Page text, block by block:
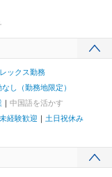
ックス勤務
し（勤務地限定）
中国語を活かす
経験歓迎
土日祝休み